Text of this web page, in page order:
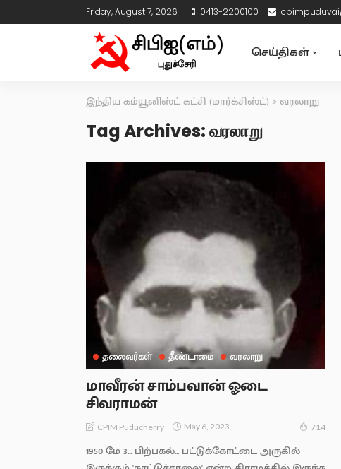
Friday, August 7, 2026 0413-2200100
செய்திகள்
இந்திய கம்யூனிஸ்ட் கட்சி (மார்க்சிஸ்ட்) >வரலாறு
Tag Archives: வரலாறு
தலைவர்கள் தீண்டாமை வரலாறு
மாவீரன் சாம்பவான் ஓடை
சிவராமன்
CPIM Puducherry May 6, 2023 714
1950 மே 3... பிற்பகல்... பட்டுக்கோட்டை அருகில்